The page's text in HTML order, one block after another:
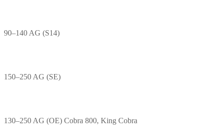
90–140 AG (S14)
150–250 AG (SE)
130–250 AG (OE) Cobra 800, King Cobra